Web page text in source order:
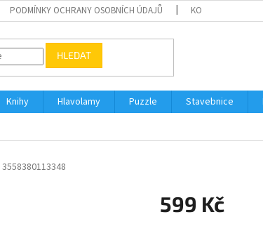
PODMÍNKY OCHRANY OSOBNÍCH ÚDAJŮ KONTAKTY
HLEDAT
Knihy Hlavolamy Puzzle Stavebnice
3558380113348
599 Kč